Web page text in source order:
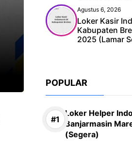
Agustus 6, 2026
Loker Kasir
Kabupaten
2025 (Lamar
POPULAR
Loker Helper
Banjarmasin
(Segera)